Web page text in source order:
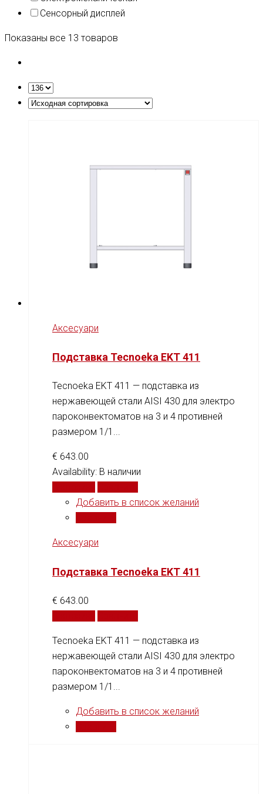
Сенсорный дисплей
Показаны все 13 товаров
Аксесуари
Подставка Tecnoeka EKT 411
Tecnoeka EKT 411 — подставка из
нержавеющей стали AISI 430 для электро
пароконвектоматов на 3 и 4 противней
размером 1/1...
€ 643.00
Availability: В наличии
Добавить в список желаний
Аксесуари
Подставка Tecnoeka EKT 411
€ 643.00
Tecnoeka EKT 411 — подставка из
нержавеющей стали AISI 430 для электро
пароконвектоматов на 3 и 4 противней
размером 1/1...
Добавить в список желаний